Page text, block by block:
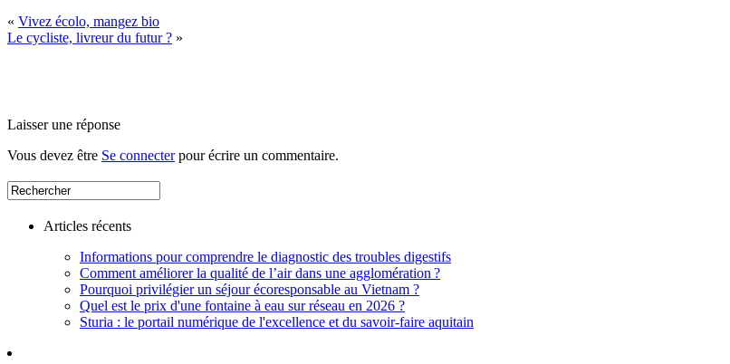
« Vivez écolo, mangez bio
Le cycliste, livreur du futur ? »
Laisser une réponse
Vous devez être Se connecterpour écrire un commentaire.
Articles récents
Informations pour comprendre le diagnostic des troubles digestifs
Comment améliorer la qualité de l’air dans une agglomération ?
Pourquoi privilégier un séjour écoresponsable au Vietnam ?
Quel est le prix d'une fontaine à eau sur réseau en 2026 ?
Sturia : le portail numérique de l'excellence et du savoir-faire aquitain